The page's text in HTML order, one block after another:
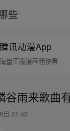
些
腾讯动漫App
海量正版漫画畅快看
谷雨来歌曲
日 21:42